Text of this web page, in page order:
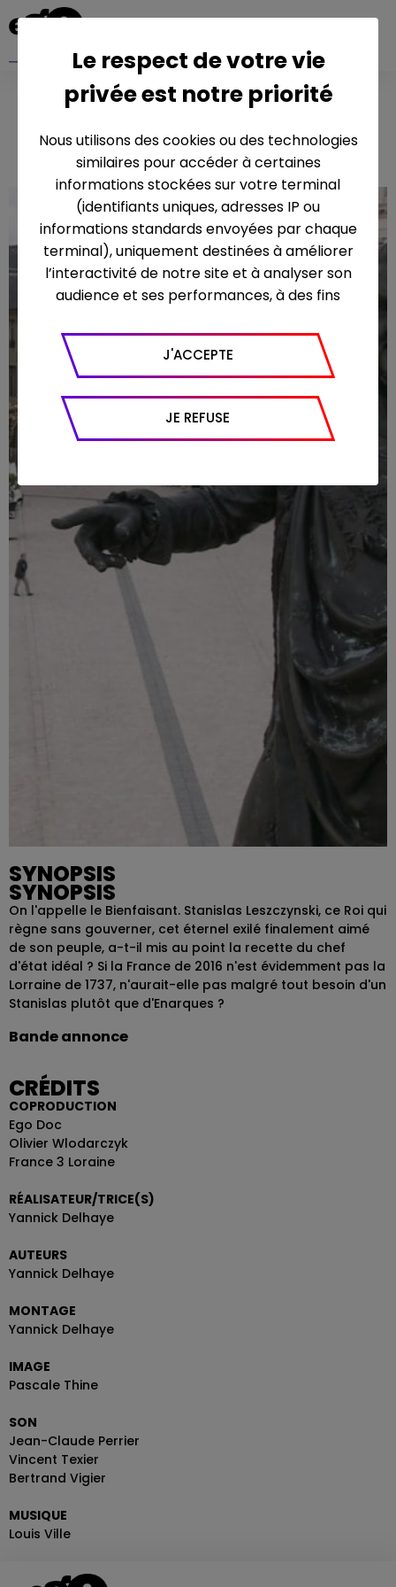
SYNOPSIS
SYNOPSIS
On l'appelle le Bienfaisant. Stanislas Leszczynski, ce Roi qui
règne sans gouverner, cet éternel exilé finalement aimé
de son peuple, a-t-il mis au point la recette du chef
d'état idéal ? Si la France de 2016 n'est évidemment pas la
Lorraine de 1737, n'aurait-elle pas malgré tout besoin d'un
Stanislas plutôt que d'Enarques ?
Bande annonce
CRÉDITS
COPRODUCTION
Ego Doc
Olivier Wlodarczyk
France 3 Loraine
RÉALISATEUR/TRICE(S)
Yannick Delhaye
AUTEURS
Yannick Delhaye
MONTAGE
Yannick Delhaye
IMAGE
Pascale Thine
SON
Jean-Claude Perrier
Vincent Texier
Bertrand Vigier
MUSIQUE
Louis Ville
Le respect de votre vie
privée est notre priorité
Nous utilisons des cookies ou des technologies
similaires pour accéder à certaines
informations stockées sur votre terminal
(identifiants uniques, adresses IP ou
informations standards envoyées par chaque
terminal), uniquement destinées à améliorer
l’interactivité de notre site et à analyser son
audience et ses performances, à des fins
Google Analytics pour générer des rapports
sur le trafic (nombre de visites, temps passé
sur le site, nombre de pages vues en moyenne,
appareil et navigateur utilisé, emplacement
géographique), l’origine du trafic et la
J'ACCEPTE
JE REFUSE